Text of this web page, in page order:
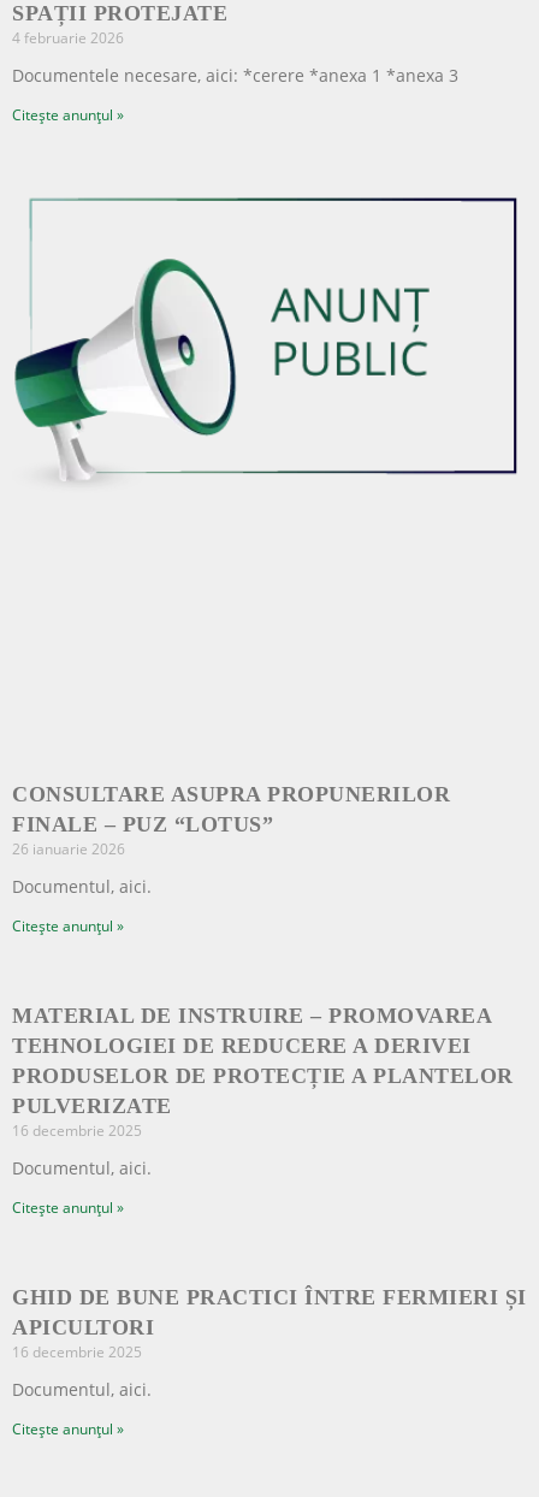
SPAȚII PROTEJATE
4 februarie 2026
Documentele necesare, aici: *cerere *anexa 1 *anexa 3
Citește anunțul »
CONSULTARE ASUPRA PROPUNERILOR
FINALE – PUZ “LOTUS”
26 ianuarie 2026
Documentul, aici.
Citește anunțul »
MATERIAL DE INSTRUIRE – PROMOVAREA
TEHNOLOGIEI DE REDUCERE A DERIVEI
PRODUSELOR DE PROTECȚIE A PLANTELOR
PULVERIZATE
16 decembrie 2025
Documentul, aici.
Citește anunțul »
GHID DE BUNE PRACTICI ÎNTRE FERMIERI ȘI
APICULTORI
16 decembrie 2025
Documentul, aici.
Citește anunțul »